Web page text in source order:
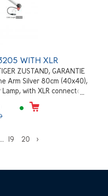
WITH XLR
ZUSTAND, GARANTIE
Arm Silver 80cm (40x40),
with XLR connectors
... 19 20 >